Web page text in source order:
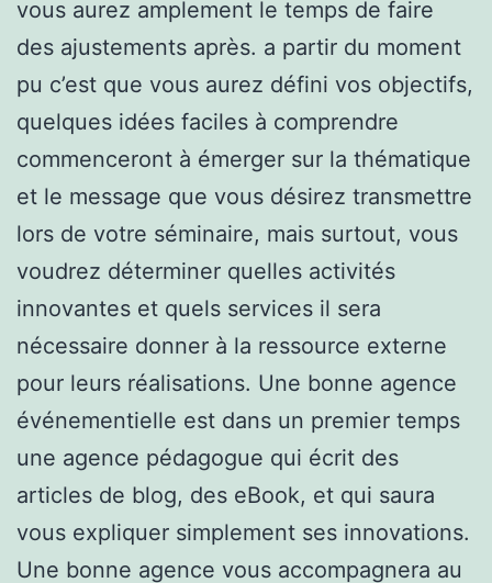
vous aurez amplement le temps de faire
des ajustements après. a partir du moment
pu c’est que vous aurez défini vos objectifs,
quelques idées faciles à comprendre
commenceront à émerger sur la thématique
et le message que vous désirez transmettre
lors de votre séminaire, mais surtout, vous
voudrez déterminer quelles activités
innovantes et quels services il sera
nécessaire donner à la ressource externe
pour leurs réalisations. Une bonne agence
événementielle est dans un premier temps
une agence pédagogue qui écrit des
articles de blog, des eBook, et qui saura
vous expliquer simplement ses innovations.
Une bonne agence vous accompagnera au